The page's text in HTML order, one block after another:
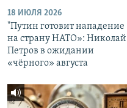
18 ИЮЛЯ 2026
"Путин готовит нападение
на страну НАТО»: Николай
Петров в ожидании
«чёрного» августа